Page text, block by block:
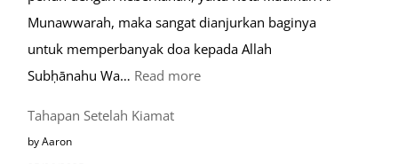
Munawwarah, maka sangat dianjurkan baginya
untuk memperbanyak doa kepada Allah
Subḥānahu Wa… Read more:
Tahapan Setelah Kiamat
by Aaron